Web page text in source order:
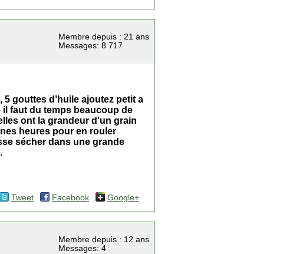
Membre depuis : 21 ans
Messages: 8 717
gouttes d’huile ajoutez petit a
il faut du temps beaucoup de
ont la grandeur d'un grain
heures pour en rouler
sécher dans une grande
Tweet Facebook Google+
Membre depuis : 12 ans
Messages: 4